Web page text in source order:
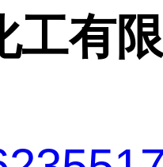
工有